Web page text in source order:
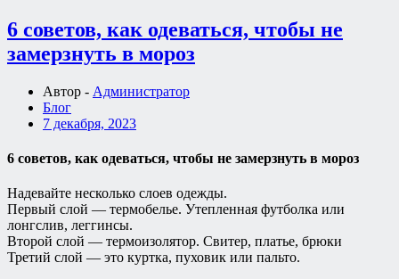
6 советов, как одеваться, чтобы не
замерзнуть в мороз
Автор - Администратор
Блог
7 декабря, 2023
6 советов, как одеваться, чтобы не замерзнуть в мороз
Надевайте несколько слоев одежды.
Первый слой — термобелье. Утепленная футболка или
лонгслив, леггинсы.
Второй слой — термоизолятор. Свитер, платье, брюки
Третий слой — это куртка, пуховик или пальто.